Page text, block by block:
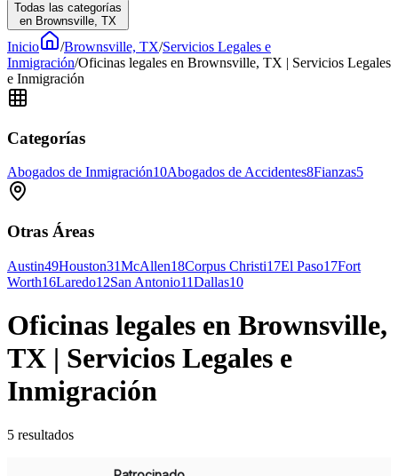
Todas las categorías
en Brownsville, TX
Inicio /Brownsville, TX/Servicios Legales e
Inmigración/Oficinas legales en Brownsville, TX | Servicios Legales
e Inmigración
Categorías
Abogados de Inmigración10Abogados de Accidentes8Fianzas5
Otras Áreas
Austin49Houston31McAllen18Corpus Christi17El Paso17Fort
Worth16Laredo12San Antonio11Dallas10
Oficinas legales en Brownsville,
TX | Servicios Legales e
Inmigración
5 resultados